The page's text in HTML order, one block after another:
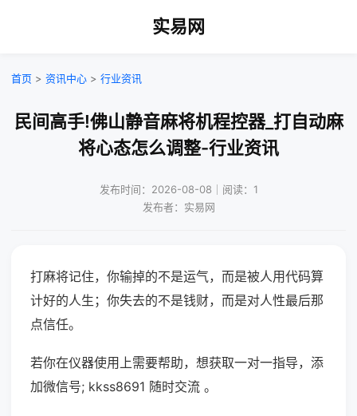
实易网
首页 > 资讯中心 > 行业资讯
民间高手!佛山静音麻将机程控器_打自动麻
将心态怎么调整-行业资讯
发布时间：2026-08-08｜阅读：1
发布者：实易网
打麻将记住，你输掉的不是运气，而是被人用代码算
计好的人生；你失去的不是钱财，而是对人性最后那
点信任。
若你在仪器使用上需要帮助，想获取一对一指导，添
加微信号; kkss8691 随时交流 。